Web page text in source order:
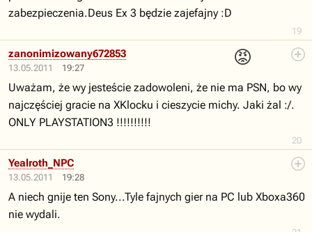
19
zabezpieczenia.Deus Ex 3 będzie zajefajny :D
13.05.2011 19:27
😡
20
zanonimizowany672853
Uważam, że wy jesteście zadowoleni, że nie ma PSN, bo wy
najczęściej gracie na XKlocku i cieszycie michy. Jaki żal :/.
ONLY PLAYSTATION3 !!!!!!!!!!
13.05.2011 19:28
Yealroth_NPC
A niech gnije ten Sony...Tyle fajnych gier na PC lub Xboxa360
nie wydali.